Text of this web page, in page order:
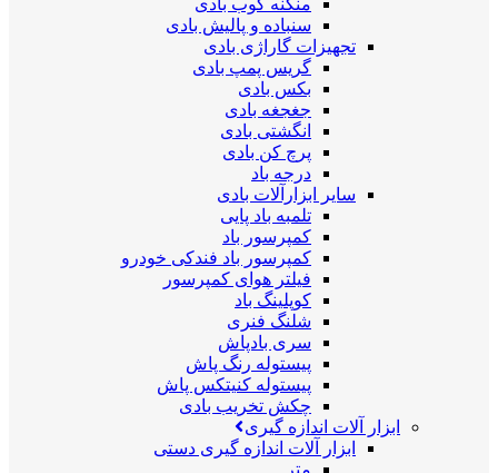
منگنه کوب بادی
سنباده و پالیش بادی
تجهیزات گاراژی بادی
گریس پمپ بادی
بکس بادی
جغجغه بادی
انگشتی بادی
پرچ کن بادی
درجه باد
سایر ابزارآلات بادی
تلمبه باد پایی
کمپرسور باد
کمپرسور باد فندکی خودرو
فیلتر هوای کمپرسور
کوپلینگ باد
شلنگ فنری
سری بادپاش
پیستوله رنگ پاش
پیستوله کنیتکس پاش
چکش تخریب بادی
ابزار آلات اندازه گیری
ابزار آلات اندازه گیری دستی